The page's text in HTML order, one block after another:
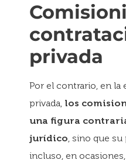
privada
Por el contrario, en la
privada, los
una figura
jurídico, sino que su
incluso, en